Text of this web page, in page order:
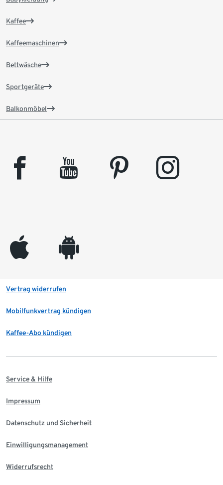
Kaffee
Kaffeemaschinen
Bettwäsche
Sportgeräte
Balkonmöbel
facebook youtube pinterest instagram
appleinc android
Vertrag widerrufen
Mobilfunkvertrag kündigen
Kaffee-Abo kündigen
Service & Hilfe
Impressum
Datenschutz und Sicherheit
Einwilligungsmanagement
Widerrufsrecht